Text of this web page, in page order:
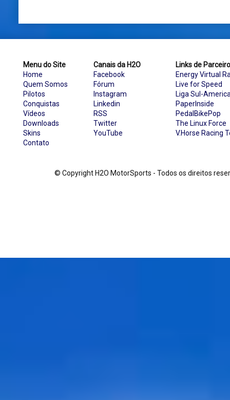
Menu do Site
Home
Quem Somos
Pilotos
Conquistas
Vídeos
Downloads
Skins
Contato
Canais da H2O
Facebook
Fórum
Instagram
Linkedin
RSS
Twitter
YouTube
Links de
Energy Virtual
Live for Speed
Liga Sul-
PaperInside
PedalBikePop
The Linux Force
V.Horse Racing
© Copyright H2O MotorSports - Todos os direitos